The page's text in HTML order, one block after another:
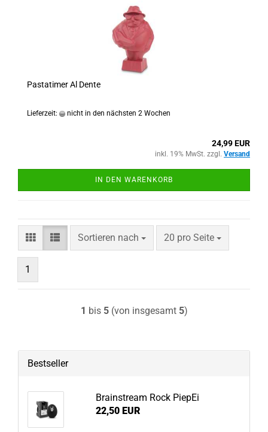
Pastatimer Al Dente
Lieferzeit: nicht in den nächsten 2 Wochen
24,99 EUR
inkl. 19% MwSt. zzgl. Versand
IN DEN WARENKORB
Sortieren nach
Sortieren nach 20 pro Seite
pro Seite
1
1 bis 5(von insgesamt 5)
Bestseller
Brainstream Rock PiepEi
22,50 EUR